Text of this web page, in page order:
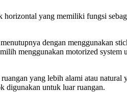
horizontal yang memiliki fungsi
dengan menggunakan
menggunakan motorized system
yang lebih alami atau natural
digunakan untuk luar ruangan.